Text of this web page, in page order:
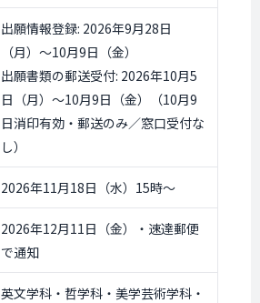
出願情報登録: 2026年9月28日
（月）〜10月9日（金）
出願書類の郵送受付: 2026年10月5
日（月）〜10月9日（金）（10月9
日消印有効・郵送のみ／窓口受付な
し）
2026年11月18日（水）15時〜
2026年12月11日（金）・速達郵便
で通知
英文学科・哲学科・美学芸術学科・